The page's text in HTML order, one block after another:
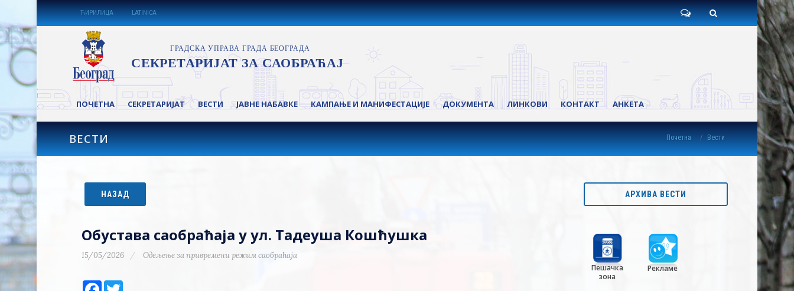
ЋИРИЛИЦА LATINICA
ПОЧЕТНА СЕКРЕТАРИЈАТ ВЕСТИ ЈАВНЕ НАБАВКЕ КАМПАЊЕ И МАНИФЕСТАЦИЈЕ ДОКУМЕНТА ЛИНКОВИ КОНТАКТ АНКЕТА
ВЕСТИ Почетна Вести
НАЗАД
Обустава саобраћаја у ул. Тадеуша Кошћушка
15/05/2026 Одељење за привремени режим саобраћаја
Facebook
АРХИВА ВЕСТИ
Пешачка
зона
Рекламе